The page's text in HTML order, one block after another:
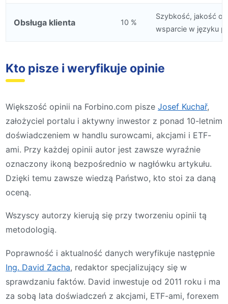
Obsługa klienta 10 %
Szybkość, jakość
wsparcie w języku
Kto pisze i weryfikuje opinie
Większość opinii na Forbino.com pisze Josef Kuchař,
założyciel portalu i aktywny inwestor z ponad 10-letnim
doświadczeniem w handlu surowcami, akcjami i ETF-
ami. Przy każdej opinii autor jest zawsze wyraźnie
oznaczony ikoną bezpośrednio w nagłówku artykułu.
Dzięki temu zawsze wiedzą Państwo, kto stoi za daną
oceną.
Wszyscy autorzy kierują się przy tworzeniu opinii tą
metodologią.
Poprawność i aktualność danych weryfikuje następnie
Ing. David Zacha, redaktor specjalizujący się w
sprawdzaniu faktów. David inwestuje od 2011 roku i ma
za sobą lata doświadczeń z akcjami, ETF-ami, forexem